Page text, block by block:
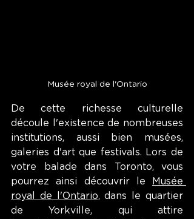
Musée royal de l'Ontario
De cette richesse culturelle
découle l'existence de nombreuses
institutions, aussi bien musées,
galeries d'art que festivals. Lors de
votre balade dans Toronto, vous
pourrez ainsi découvrir le
Musée
royal de l'Ontario, dans le quartier
de Yorkville, qui attire